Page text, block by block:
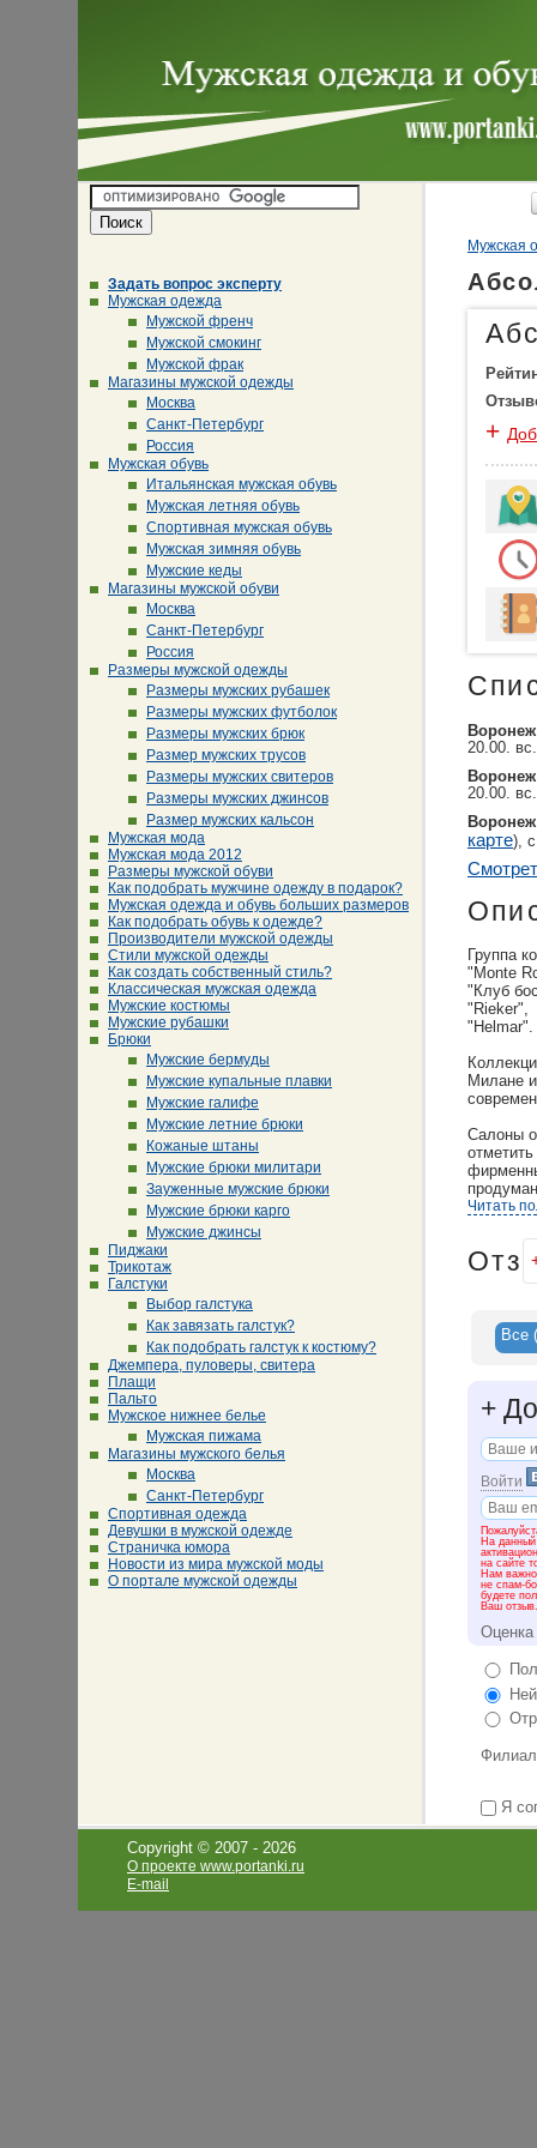
Задать вопрос эксперту
Мужская одежда
Мужской френч
Мужской смокинг
Мужской фрак
Магазины мужской одежды
Москва
Санкт-Петербург
Россия
Мужская обувь
Итальянская мужская обувь
Мужская летняя обувь
Спортивная мужская обувь
Мужская зимняя обувь
Мужские кеды
Магазины мужской обуви
Москва
Санкт-Петербург
Россия
Размеры мужской одежды
Размеры мужских рубашек
Размеры мужских футболок
Размеры мужских брюк
Размер мужских трусов
Размеры мужских свитеров
Размеры мужских джинсов
Размер мужских кальсон
Мужская мода
Мужская мода 2012
Размеры мужской обуви
Как подобрать мужчине одежду в подарок?
Мужская одежда и обувь больших размеров
Как подобрать обувь к одежде?
Производители мужской одежды
Стили мужской одежды
Как создать собственный стиль?
Классическая мужская одежда
Мужские костюмы
Мужские рубашки
Брюки
Мужские бермуды
Мужские купальные плавки
Мужские галифе
Мужские летние брюки
Кожаные штаны
Мужские брюки милитари
Зауженные мужские брюки
Мужские брюки карго
Мужские джинсы
Пиджаки
Трикотаж
Галстуки
Выбор галстука
Как завязать галстук?
Как подобрать галстук к костюму?
Джемпера, пуловеры, свитера
Плащи
Пальто
Мужское нижнее белье
Мужская пижама
Магазины мужского белья
Москва
Санкт-Петербург
Спортивная одежда
Девушки в мужской одежде
Страничка юмора
Новости из мира мужской моды
О портале мужской одежды
Мужская
+
Воронеж
20.00.
Воронеж
20.00.
Воронеж
карте),
Группа
"Monte
"Клуб
"Rieker",
"Helmar".
Милане
Салоны
Читать
Все
+
Войти
На данный
на сайте
Нам важно
не спам-
будете
Ваш отзыв.
Оценка
Филиал
Я
Copyright © 2007 - 2026
О проекте www.portanki.ru
E-mail